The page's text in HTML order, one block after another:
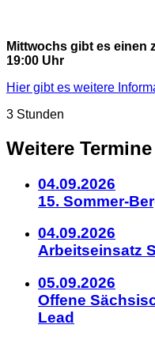
Mittwochs gibt es einen
19:00 Uhr
Hier gibt es weitere
3 Stunden
Weitere Termine
04.09.2026
15. Sommer-
04.09.2026
Arbeitseinsatz
05.09.2026
Offene
Lead